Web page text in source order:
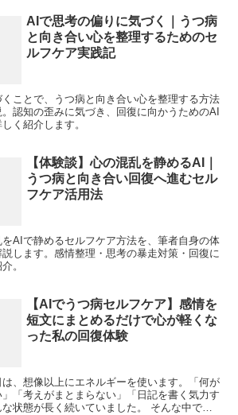
AIで思考の偏りに気づく｜うつ病
と向き合い心を整理するためのセ
ルフケア実践記
ことで、うつ病と向き合い心を整理する方法
認知の歪みに気づき、回復に向かうためのAI
く紹介します。
【体験談】心の混乱を静めるAI｜
うつ病と向き合い回復へ進むセル
フケア活用法
AIで静めるセルフケア方法を、筆者自身の体
します。感情整理・思考の暴走対策・回復に
。
【AIでうつ病セルフケア】感情を
短文にまとめるだけで心が軽くな
った私の回復体験
、想像以上にエネルギーを使います。「何が
「考えがまとまらない」「日記を書く気力す
状態が長く続いていました。 そんな中で私